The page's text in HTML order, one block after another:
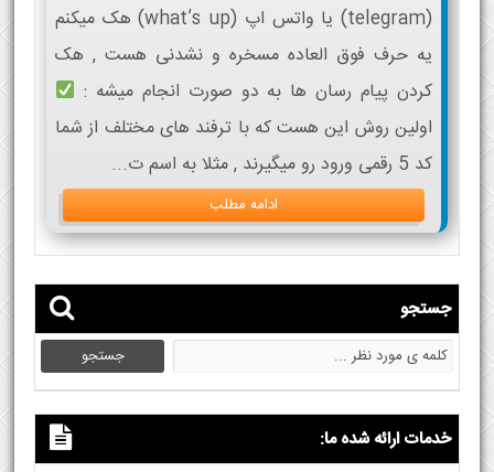
(telegram) یا واتس اپ (what’s up) هک میکنم
یه حرف فوق العاده مسخره و نشدنی هست , هک
کردن پیام رسان ها به دو صورت انجام میشه :
اولین روش این هست که با ترفند های مختلف از شما
کد 5 رقمی ورود رو میگیرند , مثلا به اسم ت...
ادامه مطلب
جستجو
خدمات ارائه شده ما: